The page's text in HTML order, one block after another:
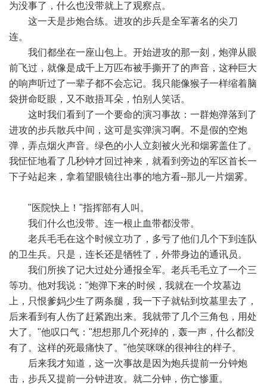
为没事了，什么也没带就上了观察点。
这一天是步炮合练。进攻的步兵是全军著名的尖刀
连。
我们都坐在一座山包上。开始进攻的那一刻，炮弹从眼
前飞过，就像是成千上万匹布被手撕开了的声音，这种巨大
的响声听过了一辈子都不会忘记。我只能像猴子一样缩着脑
袋拼命眨眼，又不敢捂耳朵，怕别人笑话。
这时我们看到了一个要命的演习事故：一群炮弹落到了
进攻的步兵散兵中间，这可是实弹演习啊。不是假的空炮
弹，弄点烟火声音。绿色的小人立刻被火光和烟雾盖住了。
我怔怔地看了几秒钟才回过神来，就看到旁边的军区首长一
下子站起来，拿着望眼镜往出事的地方看--那儿一片烟雾。
"医院快上！"指挥部有人叫。
我们什么也没带。连一根止血带都没带。
老兵毛毛在这个时候立功了，多亏了他们几个下到连队
的卫生兵。只是，连长还是牺牲了，外带身边的通讯员。
我们所挨了记大过处分通报全军。老兵毛毛立了一个三
等功。他对我说："炮弹下来的时候，我就在一个坟墓边
上，只恨爹妈少生了两条腿，我一下子就钻到坟墓里去了，
后来看到有人伤了赶紧跑出来。我就带了几个三角包，用处
大了。"他叹口气："想想那几个死掉的，轰一声，什么都没
有了。这样的死最痛快了。"他笑咪咪的很神往的样子。
后来我才知道，这一次事故是因为炮兵提前一分钟炮
击，步兵又提前一分钟进攻。就二分钟，伤亡惨重。